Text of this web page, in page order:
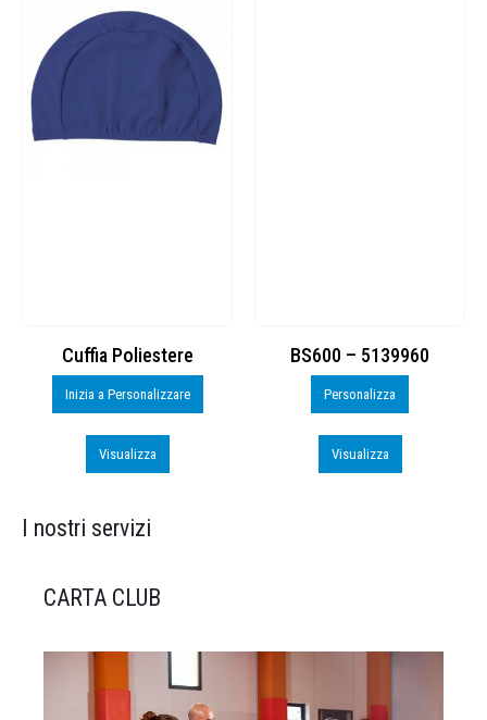
Cuffia Poliestere
Inizia a Personalizzare
Visualizza
BS600 – 5139960
Personalizza
Visualizza
I nostri servizi
CARTA CLUB